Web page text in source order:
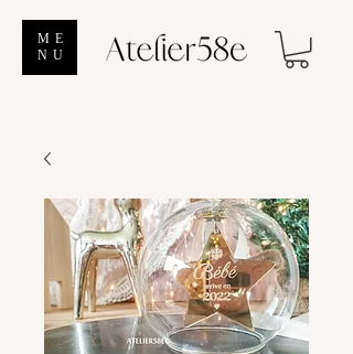
ME
NU